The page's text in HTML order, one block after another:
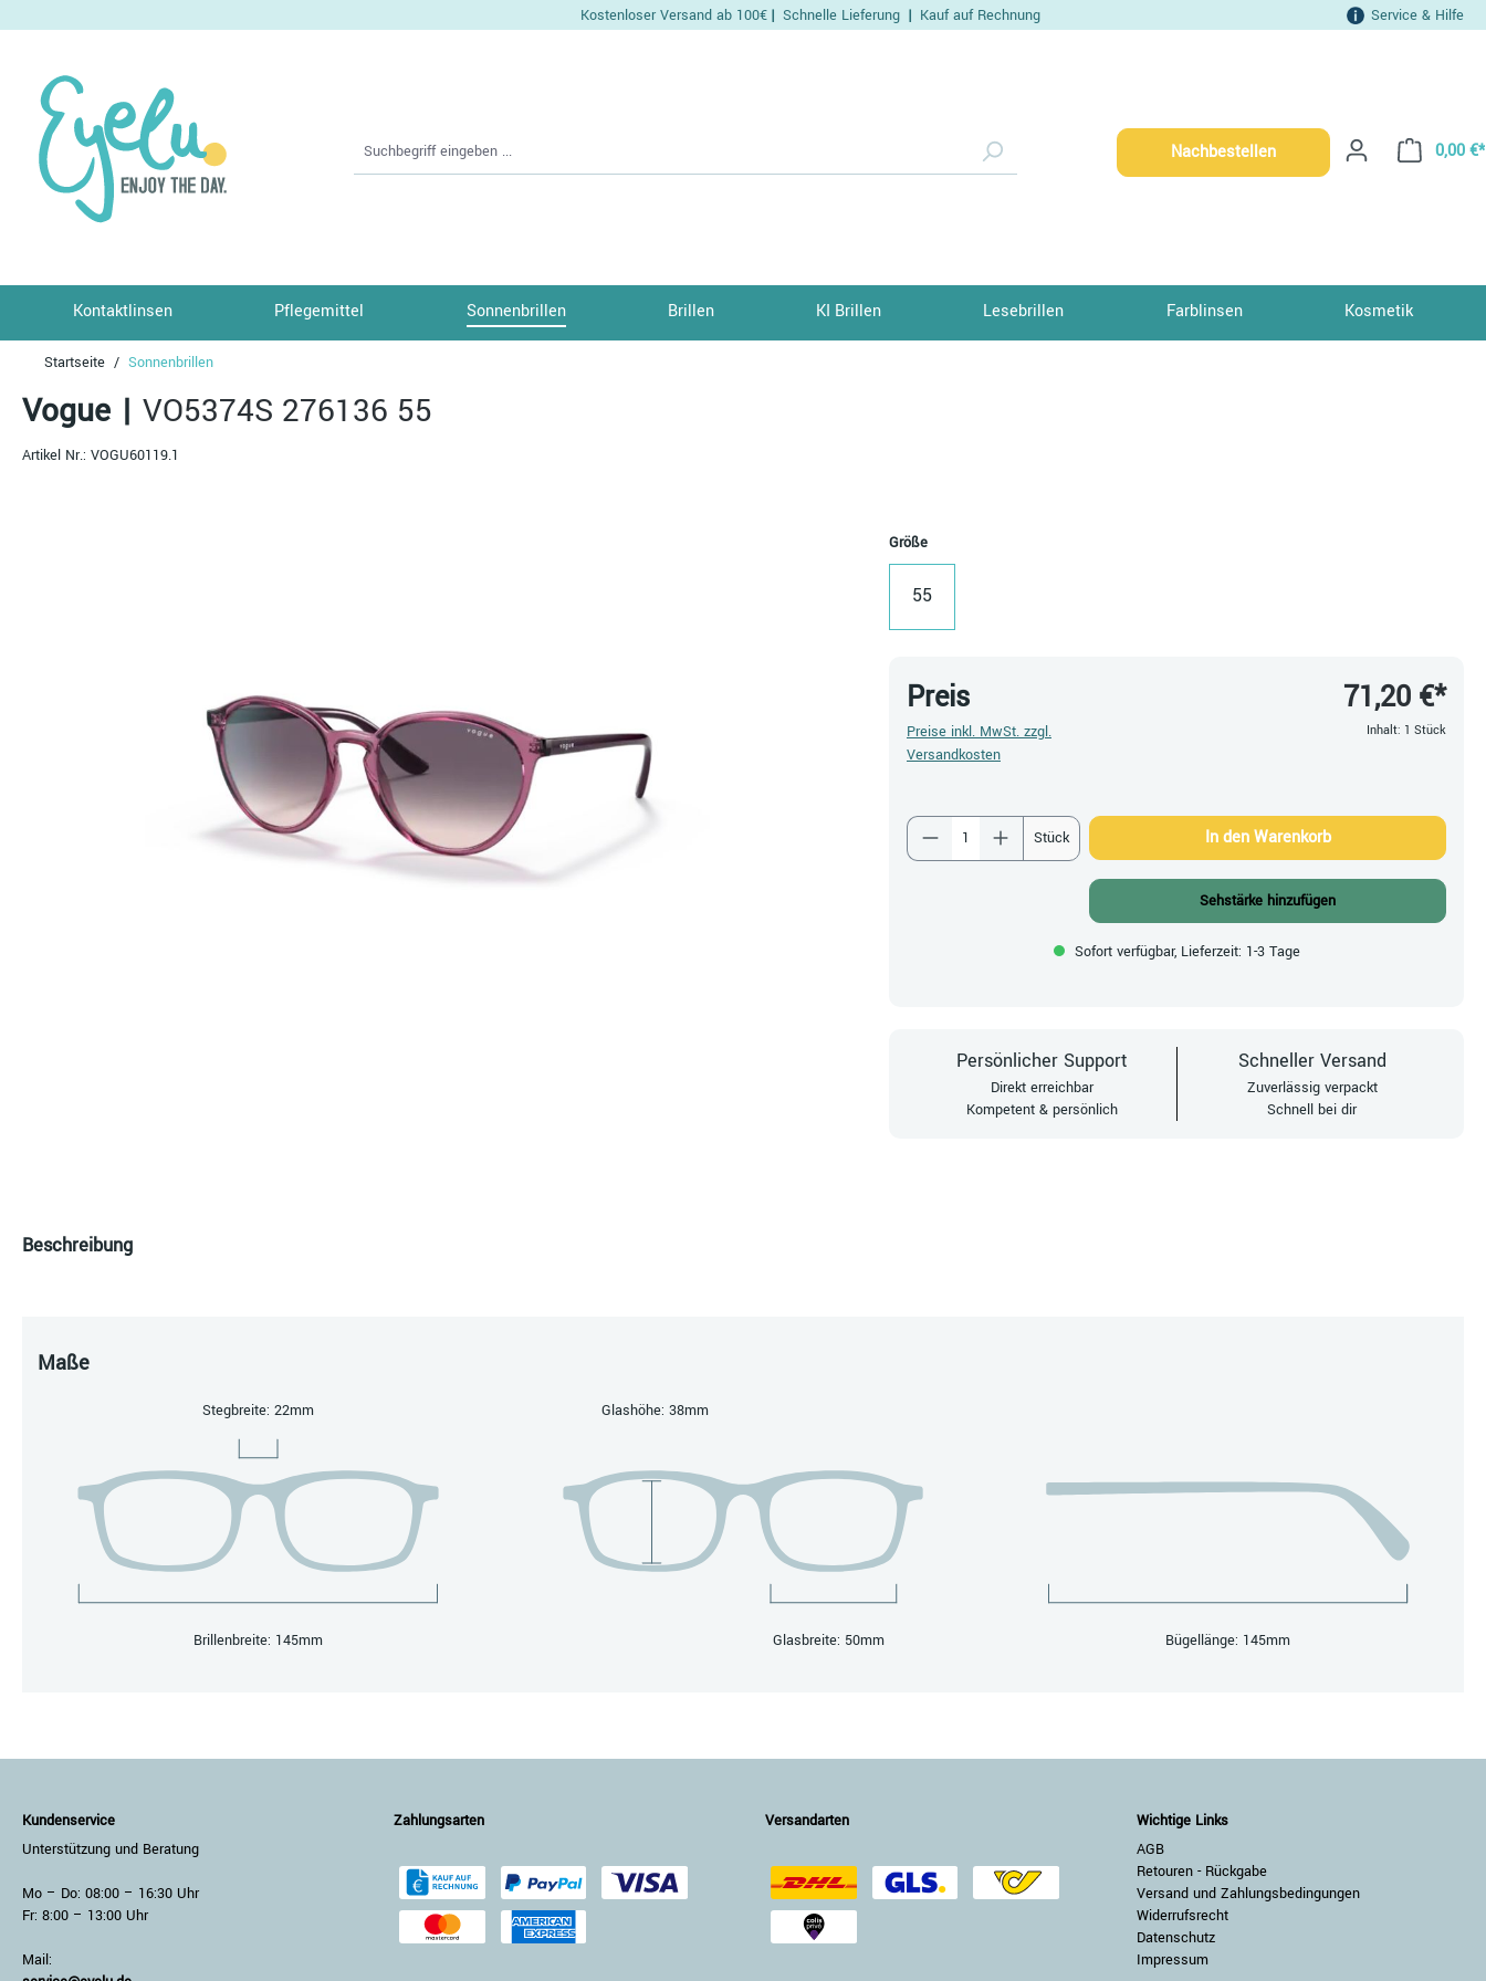
Kostenloser Versand ab 100€ | Schnelle Lieferung | Kauf auf Rechnung Service & Hilfe
0,00 €*
Nachbestellen
Kontaktlinsen Pflegemittel Sonnenbrillen Brillen KI Brillen Lesebrillen Farblinsen Kosmetik
Startseite Sonnenbrillen
Vogue | VO5374S 276136 55
Artikel Nr.: VOGU60119.1
Größeauswählen
55
Preis
Preise inkl. MwSt. zzgl.
Versandkosten
71,20 €*
Inhalt: 1 Stück
Produkt Anzahl: Gib den gewünschten Wert ein oder
Stück In den Warenkorb
Sehstärke hinzufügen
Sofort verfügbar, Lieferzeit: 1-3 Tage
Persönlicher Support
Direkt erreichbar
Kompetent & persönlich
Schneller Versand
Zuverlässig verpackt
Schnell bei dir
Beschreibung
Maße
Stegbreite: 22mm
Brillenbreite: 145mm
Glashöhe: 38mm
Glasbreite: 50mm Bügellänge: 145mm
Kundenservice
Unterstützung und Beratung
Mo – Do: 08:00 – 16:30 Uhr
Fr: 8:00 – 13:00 Uhr
Mail:
Zahlungsarten Versandarten
Wichtige Links
AGB
Retouren - Rückgabe
Versand und Zahlungsbedingungen
Widerrufsrecht
Datenschutz
Impressum